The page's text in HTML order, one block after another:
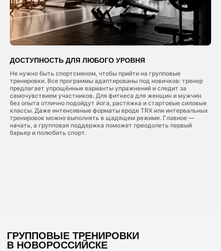
ДОСТУПНОСТЬ ДЛЯ ЛЮБОГО УРОВНЯ
Не нужно быть спортсменом, чтобы прийти на групповые
тренировки. Все программы адаптированы под новичков: тренер
предлагает упрощённые варианты упражнений и следит за
самочувствием участников. Для фитнеса для женщин и мужчин
без опыта отлично подойдут йога, растяжка и стартовые силовые
классы. Даже интенсивные форматы вроде TRX или интервальных
тренировок можно выполнять в щадящем режиме. Главное —
начать, а групповая поддержка поможет преодолеть первый
барьер и полюбить спорт.
Разновидность
объединяют
упражнения и
BODY SCULPT
Чередование интенсивных и менее
интенсивных упражнений для обеспечения
поочерёдного напряжения и расслабления
мышц
ТРЕНЕРЫ
Наши специалисты — профессионалы с высшим